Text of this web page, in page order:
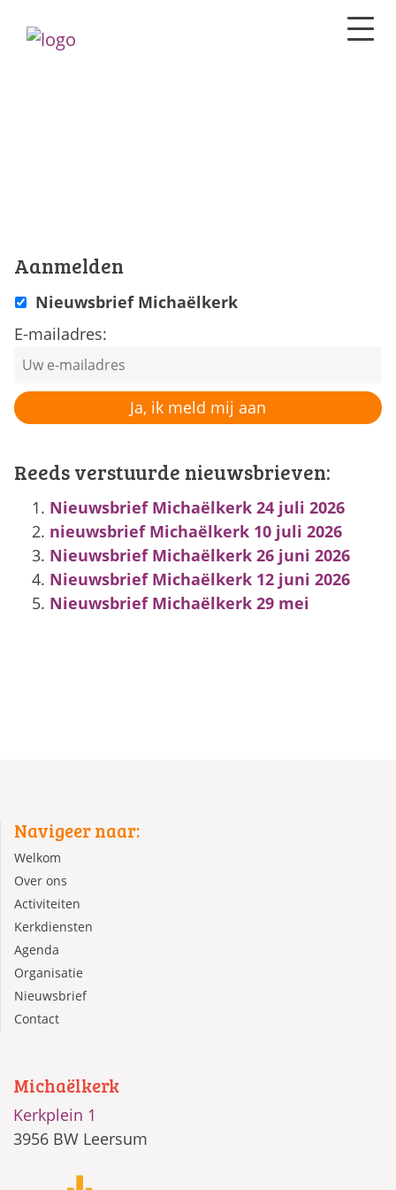
Aanmelden
Nieuwsbrief Michaëlkerk
E-mailadres:
Reeds verstuurde nieuwsbrieven:
Nieuwsbrief Michaëlkerk 24 juli 2026
nieuwsbrief Michaëlkerk 10 juli 2026
Nieuwsbrief Michaëlkerk 26 juni 2026
Nieuwsbrief Michaëlkerk 12 juni 2026
Nieuwsbrief Michaëlkerk 29 mei
Navigeer naar:
Welkom
Over ons
Activiteiten
Kerkdiensten
Agenda
Organisatie
Nieuwsbrief
Contact
Michaëlkerk
Kerkplein 1
3956 BW Leersum